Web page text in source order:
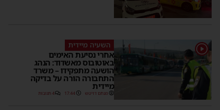
1 השעיה מיידית
אחרי נסיעת האימים
באוטובוס מאשדוד: הנהג
הושעה מתפקידו – משרד
התחבורה הורה על בדיקה
מיידית
מנחם דויטש 17:44 4 תגובות